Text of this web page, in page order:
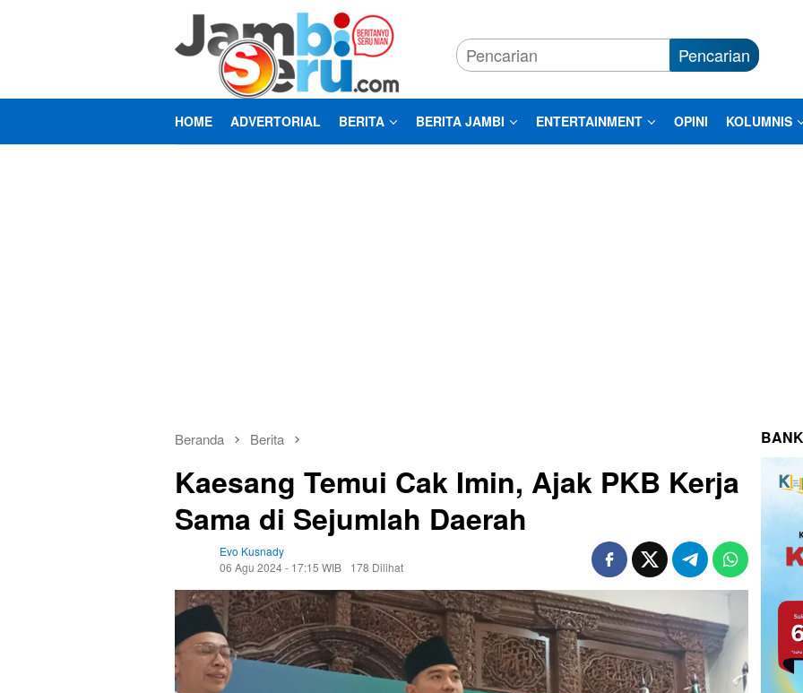
Pencarian
HOME ADVERTORIAL BERITA BERITA JAMBI ENTERTAINMENT OPINI KOLUMNIS
Beranda Berita
Kaesang Temui Cak Imin, Ajak PKB Kerja
Sama di Sejumlah Daerah
Evo Kusnady
06 Agu 2024 - 17:15 WIB
178 Dilihat